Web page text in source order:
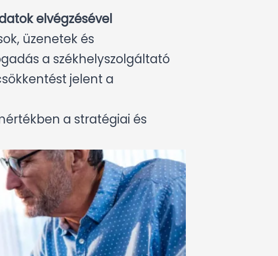
elvégzésével
üzenetek és
a székhelyszolgáltató
jelent a
a stratégiai és